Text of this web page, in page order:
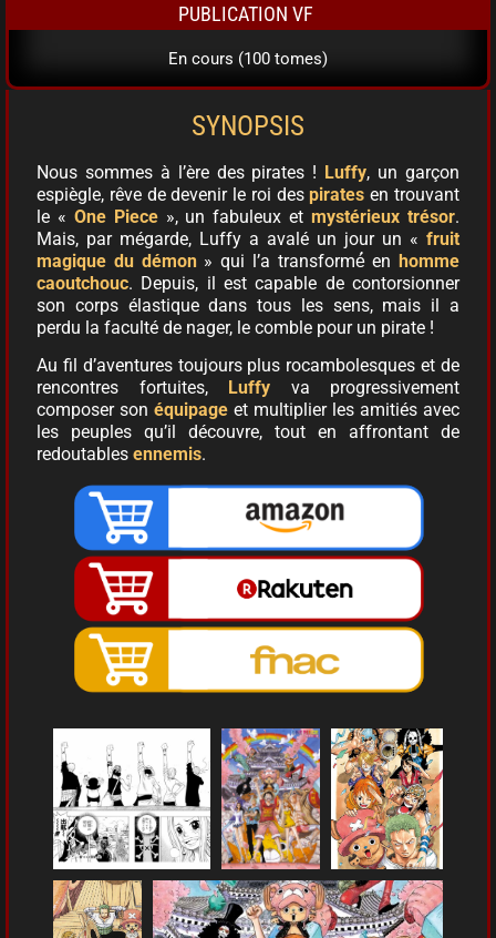
PUBLICATION VF
En cours (100 tomes)
SYNOPSIS
Nous sommes à l’ère des pirates ! Luffy, un garçon
espiègle, rêve de devenir le roi despirates en trouvant
le « One Piece», un fabuleux etmystérieux trésor.
Mais, par mégarde, Luffy a avalé un jour un « fruit
magique du démon» qui l’a transformé́ en homme
caoutchouc. Depuis, il est capable de contorsionner
son corps élastique dans tous les sens, mais il a
perdu la faculté de nager, le comble pour un pirate !
Au fil d’aventures toujours plus rocambolesques et de
rencontres fortuites,
Luffy va progressivement
composer son équipage et multiplier les amitiés avec
les peuples qu’il découvre, tout en affrontant de
redoutables ennemis.